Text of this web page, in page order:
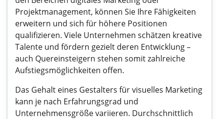
Projektmanagement, können Sie Ihre Fähigkeiten
erweitern und sich für höhere Positionen
qualifizieren. Viele Unternehmen schätzen kreative
Talente und fördern gezielt deren Entwicklung –
auch Quereinsteigern stehen somit zahlreiche
Aufstiegsmöglichkeiten offen.
Das Gehalt eines Gestalters für visuelles Marketing
kann je nach Erfahrungsgrad und
Unternehmensgröße variieren. Durchschnittlich